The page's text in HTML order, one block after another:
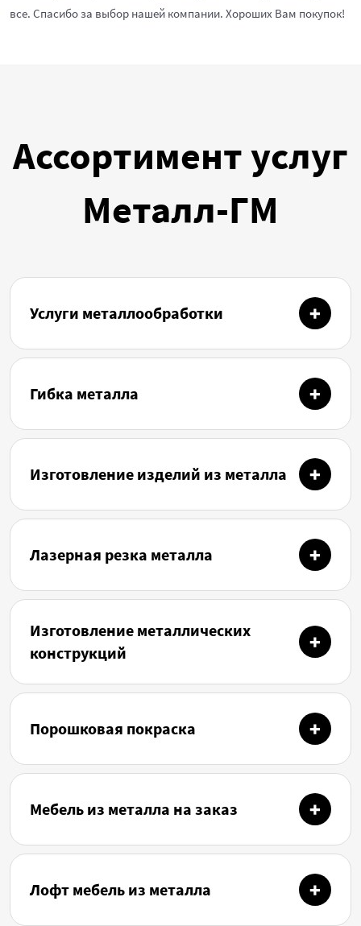
все. Спасибо за выбор нашей компании. Хороших Вам покупок!
Ассортимент услуг
Металл-ГМ
Услуги металлообработки
Гибка металла
Изготовление изделий из металла
Лазерная резка металла
Изготовление металлических
конструкций
Порошковая покраска
Мебель из металла на заказ
Лофт мебель из металла